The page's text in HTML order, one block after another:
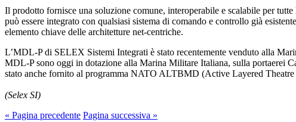
Il prodotto fornisce una soluzione comune, interoperabile e scalabile per
può essere integrato con qualsiasi sistema di comando e controllo già
elemento chiave delle architetture net-centriche.
L’MDL-P di SELEX Sistemi Integrati è stato recentemente venduto alla
MDL-P sono oggi in dotazione alla Marina Militare Italiana, sulla portaerei
stato anche fornito al programma NATO ALTBMD (Active Layered
(Selex SI)
« Pagina precedente Pagina successiva »